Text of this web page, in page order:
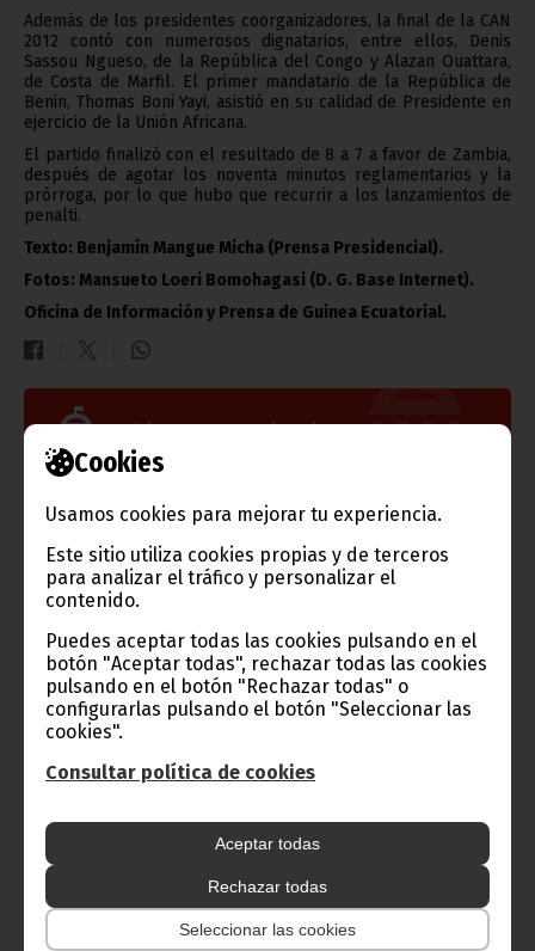
Cookies
Usamos cookies para mejorar tu experiencia.
Este sitio utiliza cookies propias y de terceros
para analizar el tráfico y personalizar el
contenido.
Puedes aceptar todas las cookies pulsando en el
botón "Aceptar todas", rechazar todas las cookies
pulsando en el botón "Rechazar todas" o
configurarlas pulsando el botón "Seleccionar las
cookies".
Consultar política de cookies
Aceptar todas
Rechazar todas
Seleccionar las cookies
Además de los presidentes coorganizadores, la final de la CAN
2012 contó con numerosos dignatarios, entre ellos, Denis
Sassou Ngueso, de la República del Congo y Alazan Ouattara,
de Costa de Marfil. El primer mandatario de la República de
Benin, Thomas Boni Yayi, asistió en su calidad de Presidente en
ejercicio de la Unión Africana.
El partido finalizó con el resultado de 8 a 7 a favor de Zambia,
después de agotar los noventa minutos reglamentarios y la
prórroga, por lo que hubo que recurrir a los lanzamientos de
penalti.
Texto: Benjamín Mangue Micha (Prensa Presidencial).
Fotos: Mansueto Loeri Bomohagasi (D. G. Base Internet).
Oficina de Información y Prensa de Guinea Ecuatorial.
Gobierno e Instituciones
Información de Guinea Ecuatorial
TVGE
Radio Nacional de Guinea
Ecuatorial
Gobierno
Presidencia